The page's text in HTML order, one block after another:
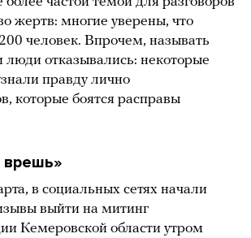
жертв: многие уверены, что
человек. Впрочем, называть
люди отказывались: некоторые
правду лично
которые боятся расправы
врешь»
в социальных сетях начали
выйти на митинг
Кемеровской области утром